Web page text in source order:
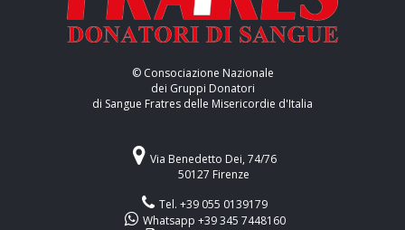
© Consociazione Nazionale
dei Gruppi Donatori
di Sangue Fratres delle Misericordie d'Italia
Via Benedetto Dei, 74/76
50127 Firenze
Tel. +39 055 0139179
Whatsapp +39 345 7448160